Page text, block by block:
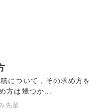
について，その求め方を
方は幾つか...
先輩